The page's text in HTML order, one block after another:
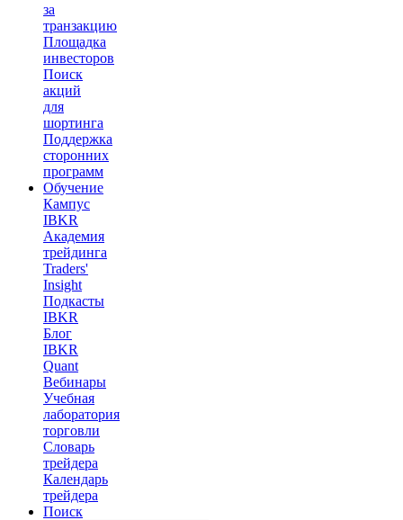
за
транзакцию
Площадка
инвесторов
Поиск
акций
для
шортинга
Поддержка
сторонних
программ
Обучение
Кампус
IBKR
Академия
трейдинга
Traders'
Insight
Подкасты
IBKR
Блог
IBKR
Quant
Вебинары
Учебная
лаборатория
торговли
Словарь
трейдера
Календарь
трейдера
Поиск